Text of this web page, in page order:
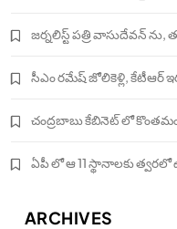
జర్నలిస్ట్ పత్రి వాసుదేవన్
సీఎం రమేష్ జోలికెళ్లి, కేటీఆర్
చంద్రబాబు కేబినెట్ లో
ఏపీ లో ఆ 11 స్థానాలకు
ARCHIVES